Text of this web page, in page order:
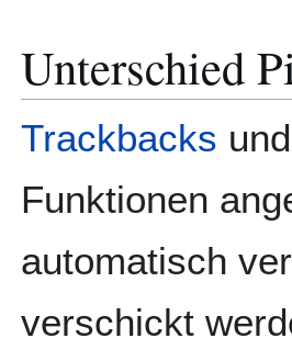
Unterschied
Trackbacks
Funktionen
automatisch
verschickt